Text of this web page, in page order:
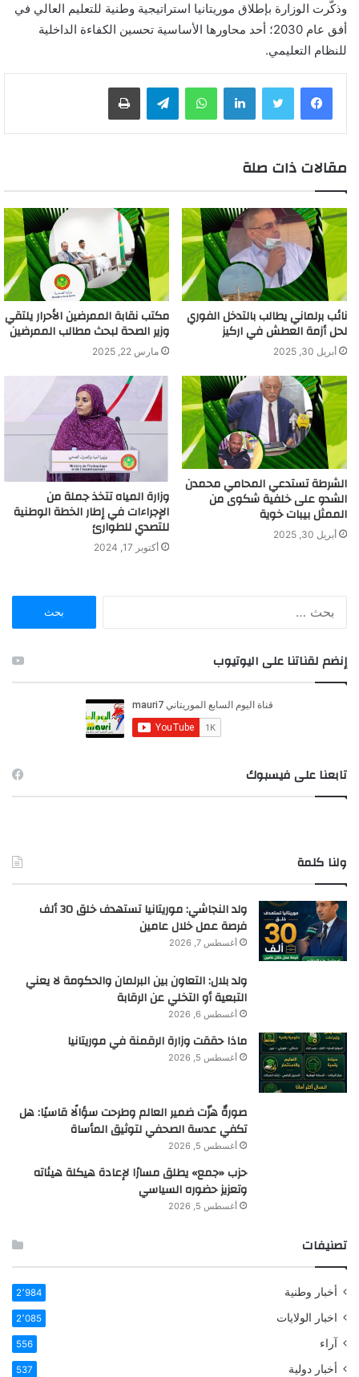
وذكّرت الوزارة بإطلاق موريتانيا استراتيجية وطنية للتعليم العالي في
أفق عام 2030؛ أحد محاورها الأساسية تحسين الكفاءة الداخلية
للنظام التعليمي.
لينكدإن واتساب
مقالات ذات صلة
نائب برلماني يطالب بالتدخل الفوري
لحل أزمة العطش في اركيز
أبريل 30, 2025
مكتب نقابة الممرضين الأحرار يلتقي
وزير الصحة لبحث مطالب الممرضين
مارس 22, 2025
الشرطة تستدعي المحامي محمدن
الشدو على خلفية شكوى من
الممثل بيبات خوية
أبريل 30, 2025
وزارة المياه تتخذ جملة من
الإجراءات في إطار الخطة الوطنية
للتصدي للطوارئ
أكتوبر 17, 2024
ن
:
إنضم لقناتنا على اليوتيوب
تابعنا على فيسبوك
ولنا كلمة
ولد النجاشي: موريتانيا تستهدف خلق 30 ألف
فرصة عمل خلال عامين
أغسطس 7, 2026
ولد بلال: التعاون بين البرلمان والحكومة لا يعني
التبعية أو التخلي عن الرقابة
أغسطس 6, 2026
ماذا حققت وزارة الرقمنة في موريتانيا
أغسطس 5, 2026
صورةٌ هزّت ضمير العالم وطرحت سؤالًا قاسيًا: هل
تكفي عدسة الصحفي لتوثيق المأساة
أغسطس 5, 2026
حزب «جمع» يطلق مسارًا لإعادة هيكلة هيئاته
وتعزيز حضوره السياسي
أغسطس 5, 2026
تصنيفات
أخبار وطنية 2٬984
اخبار الولايات 2٬085
آراء 556
أخبار دولية 537